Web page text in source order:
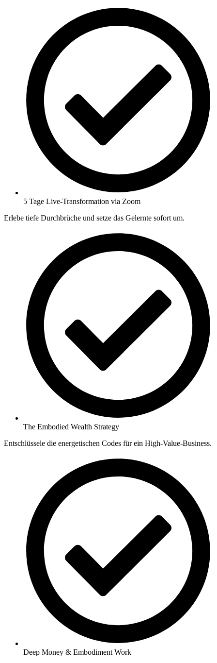
5 Tage Live-Transformation via Zoom
Erlebe tiefe Durchbrüche und setze das Gelernte sofort um.
The Embodied Wealth Strategy
Entschlüssele die energetischen Codes für ein High-Value-Business.
Deep Money & Embodiment Work